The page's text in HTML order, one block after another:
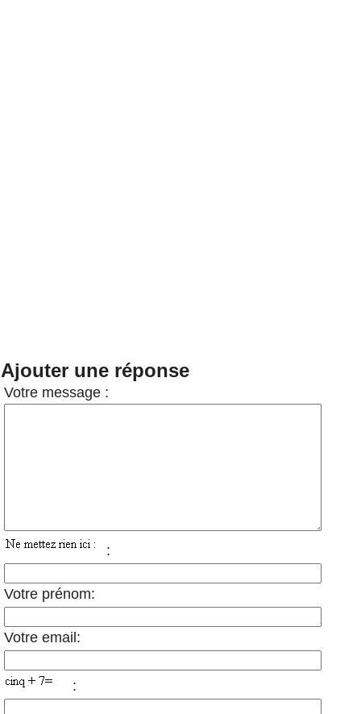
Ajouter une réponse
Votre message :
:
Votre prénom:
Votre email:
: